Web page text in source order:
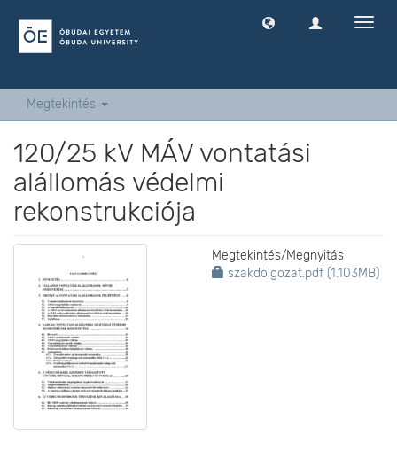
Megtekintés
120/25 kV MÁV vontatási
alállomás védelmi
rekonstrukciója
Megtekintés/Megnyitás
szakdolgozat.pdf (1.103MB)